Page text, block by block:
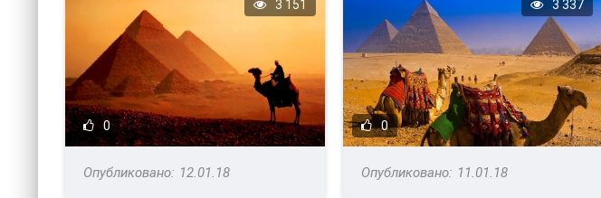
0
3 151
12.01.18
0
3 337
11.01.18